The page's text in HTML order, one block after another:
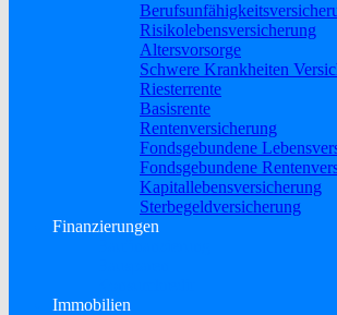
Risikolebensversicherung
Altersvorsorge
Schwere Krankheiten
Riesterrente
Basisrente
Rentenversicherung
Fondsgebundene
Fondsgebundene
Kapitallebensversicherung
Sterbegeldversicherung
Finanzierungen
Immobilien